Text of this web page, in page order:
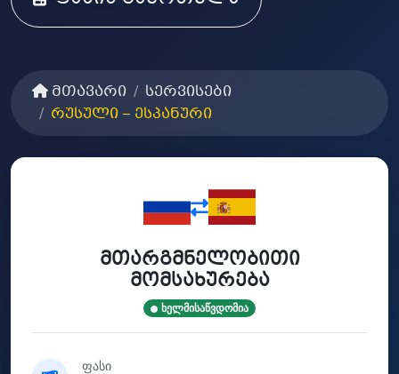
მთავარი
სერვისები
რუსული – ესპანური
მთარგმნელობითი
მომსახურება
ხელმისაწვდომია
ფასი